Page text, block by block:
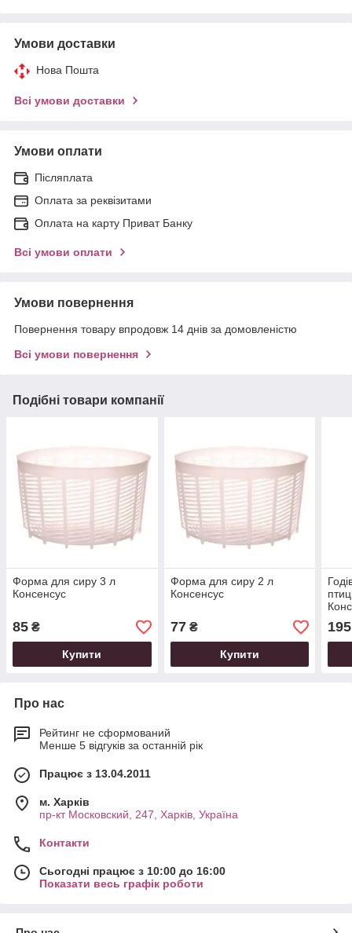
Умови доставки
Нова Пошта
Всі умови доставки
Умови оплати
Післяплата
Оплата за реквізитами
Оплата на карту Приват Банку
Всі умови оплати
Умови повернення
Повернення товару впродовж 14 днів за домовленістю
Всі умови повернення
Подібні товари компанії
Форма для сиру 3 л
Консенсус
85 ₴
Купити
Форма для сиру 2 л
Консенсус
77₴
Купити
195
Про нас
Рейтинг не сформований
Менше 5 відгуків за останній рік
Працює з 13.04.2011
м. Харків
пр-кт Московский, 247, Харків, Україна
Контакти
Сьогодні працює з 10:00 до 16:00
Показати весь графік роботи